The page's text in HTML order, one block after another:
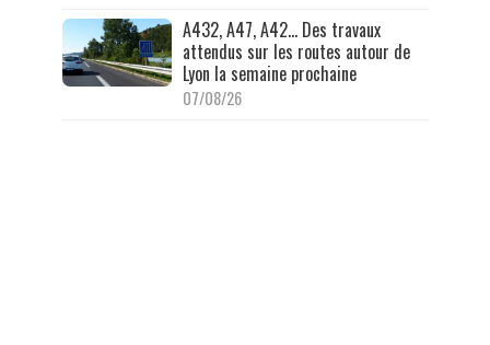
A432, A47, A42… Des travaux
attendus sur les routes autour de
Lyon la semaine prochaine
07/08/26